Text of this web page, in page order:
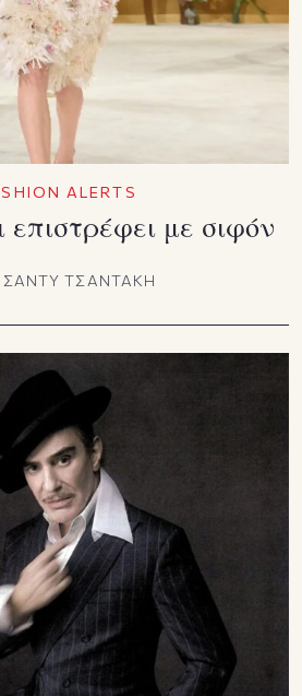
ALERTS
με σιφόν
ΣΑΝΤΥ ΤΣΑΝΤΑΚΗ